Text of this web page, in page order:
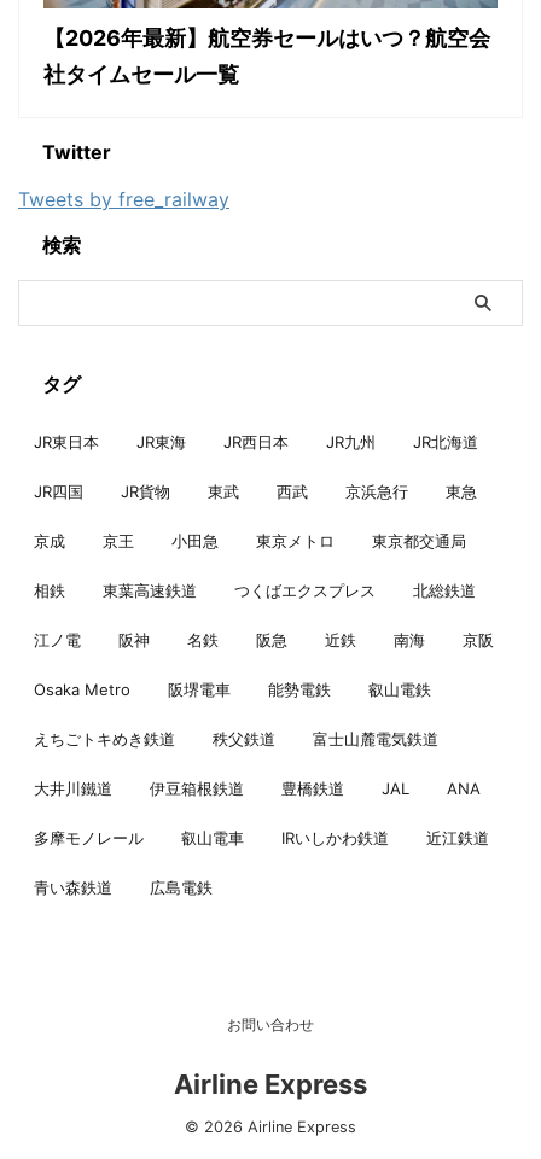
【2026年最新】航空券セールはいつ？航空会
社タイムセール一覧
Twitter
Tweets by free_railway
検索
タグ
JR東日本 JR東海 JR西日本 JR九州 JR北海道
JR四国 JR貨物 東武 西武 京浜急行 東急
京成 京王 小田急 東京メトロ 東京都交通局
相鉄 東葉高速鉄道 つくばエクスプレス 北総鉄道
江ノ電 阪神 名鉄 阪急 近鉄 南海 京阪
Osaka Metro 阪堺電車 能勢電鉄 叡山電鉄
えちごトキめき鉄道 秩父鉄道 富士山麓電気鉄道
大井川鐵道 伊豆箱根鉄道 豊橋鉄道 JAL ANA
多摩モノレール 叡山電車 IRいしかわ鉄道 近江鉄道
青い森鉄道 広島電鉄
お問い合わせ
Airline Express
© 2026 Airline Express